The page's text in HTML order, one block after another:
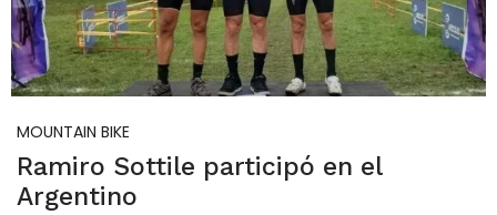
MOUNTAIN BIKE
Ramiro Sottile participó en el
Argentino